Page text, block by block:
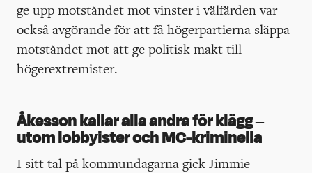
ge upp motståndet mot vinster i välfärden var
också avgörande för att få högerpartierna släppa
motståndet mot att ge politisk makt till
högerextremister.
Åkesson kallar alla andra för klägg –
utom lobbyister och MC-kriminella
I sitt tal på kommundagarna gick Jimmie